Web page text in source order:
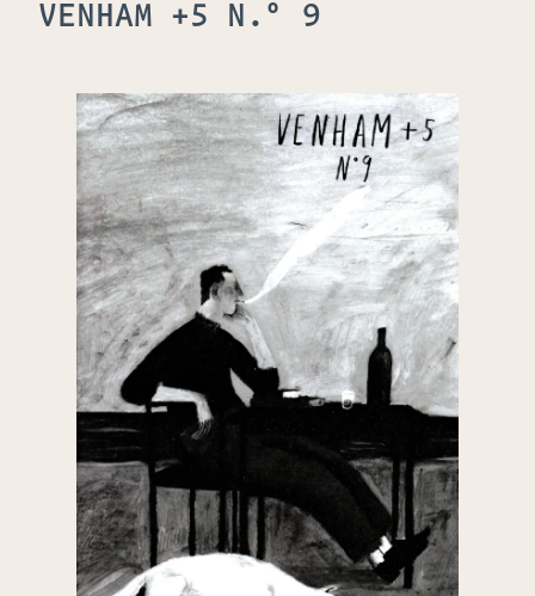
VENHAM +5 N.º 9